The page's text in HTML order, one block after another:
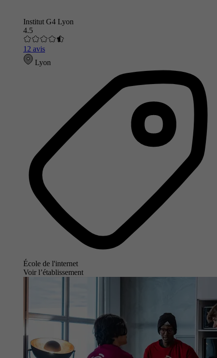
Institut G4 Lyon
4.5
12 avis
Lyon
École de l'internet
Voir l’établissement